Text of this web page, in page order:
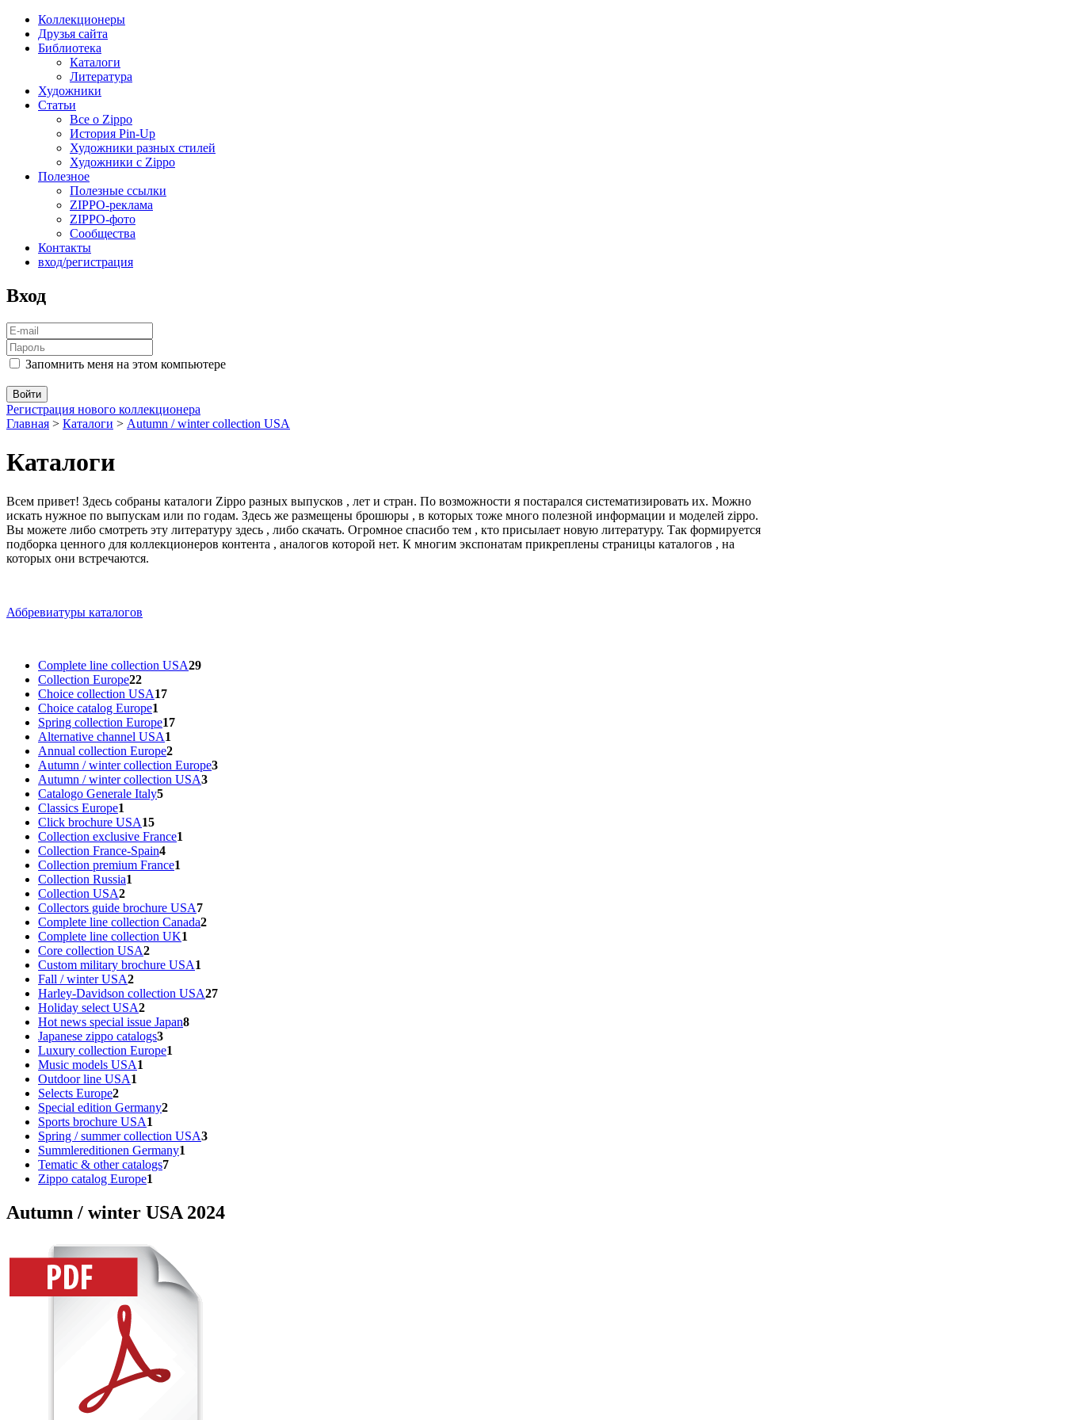
Коллекционеры
Друзья сайта
Библиотека
Каталоги
Литература
Художники
Статьи
Все о Zippo
История Pin-Up
Художники разных стилей
Художники с Zippo
Полезное
Полезные ссылки
ZIPPO-реклама
ZIPPO-фото
Сообщества
Контакты
вход/регистрация
Вход
Запомнить меня на этом компьютере
Регистрация нового коллекционера
Главная > Каталоги > Autumn / winter collection USA
Каталоги
Всем привет! Здесь собраны каталоги Zippo разных выпусков , лет и стран. По возможности я постарался систематизировать их. Можно
искать нужное по выпускам или по годам. Здесь же размещены брошюры , в которых тоже много полезной информации и моделей zippo.
Вы можете либо смотреть эту литературу здесь , либо скачать. Огромное спасибо тем , кто присылает новую литературу. Так формируется
подборка ценного для коллекционеров контента , аналогов которой нет. К многим экспонатам прикреплены страницы каталогов , на
которых они встречаются.
Аббревиатуры каталогов
Complete line collection USA29
Collection Europe22
Choice collection USA17
Choice catalog Europe1
Spring collection Europe17
Alternative channel USA1
Annual collection Europe2
Autumn / winter collection Europe3
Autumn / winter collection USA3
Catalogo Generale Italy5
Classics Europe1
Click brochure USA15
Collection exclusive France1
Collection France-Spain4
Collection premium France1
Collection Russia1
Collection USA2
Collectors guide brochure USA7
Complete line collection Canada2
Complete line collection UK1
Core collection USA2
Custom military brochure USA1
Fall / winter USA2
Harley-Davidson collection USA27
Holiday select USA2
Hot news special issue Japan8
Japanese zippo catalogs3
Luxury collection Europe1
Music models USA1
Outdoor line USA1
Selects Europe2
Special edition Germany2
Sports brochure USA1
Spring / summer collection USA3
Summlereditionen Germany1
Tematic & other catalogs7
Zippo catalog Europe1
Autumn / winter USA 2024